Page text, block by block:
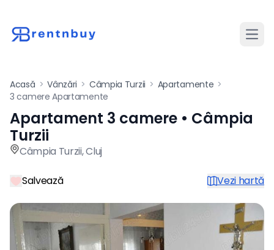
Acasă > Vânzări > Câmpia Turzii > Apartamente >
3 camere Apartamente
Apartament de vânzare cu
Apartament 3 camere • Câmpia
Turzii
Câmpia Turzii,Cluj
Salvează Vezi hartă